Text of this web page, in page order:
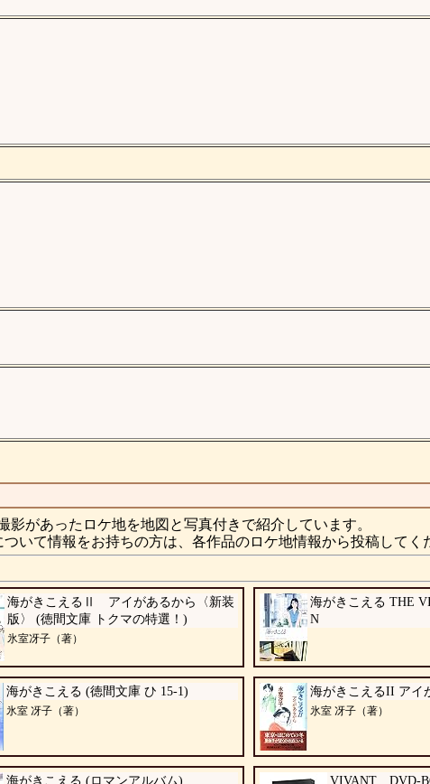
があったロケ地を地図と写真付きで紹介しています。
いて情報をお持ちの方は、各作品のロケ地情報から投稿してく
海がきこえるⅡ アイがあるから〈新装
版〉 (徳間文庫 トクマの特選！)
氷室冴子（著）
海がきこえる THE
N
海がきこえる (徳間文庫 ひ 15-1)
氷室 冴子（著）
海がきこえるII アイ
氷室 冴子（著）
海がきこえる (ロマンアルバム) VIVANT DVD-